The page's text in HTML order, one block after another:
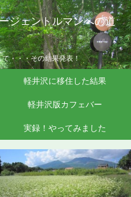
ジェントルマンへの道
・・・その結果発表！
軽井沢に移住した結果
軽井沢版カフェバー
実録！やってみました